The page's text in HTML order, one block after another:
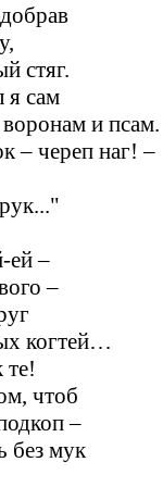
стяг.
я сам
и псам.
– череп наг! –
ей –
–
когтей…
те!
чтоб
–
без мук